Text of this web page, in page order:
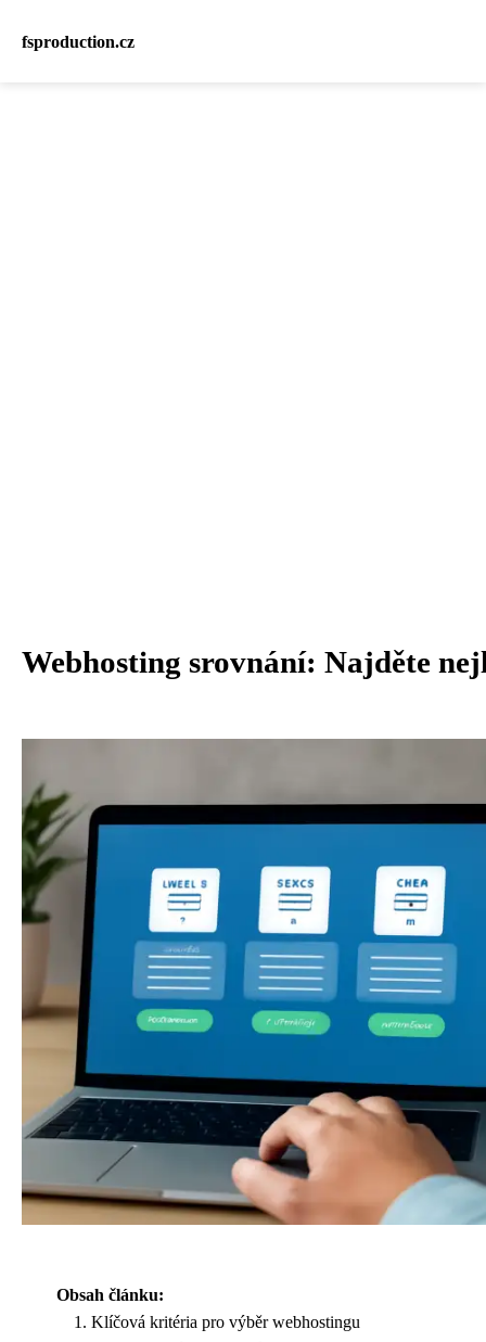
fsproduction.cz
Webhosting srovnání: Najděte
Obsah článku:
Klíčová kritéria pro výběr webhostingu